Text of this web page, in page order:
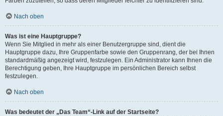
Nach oben
Was ist eine Hauptgruppe?
Wenn Sie Mitglied in mehr als einer Benutzergruppe sind, dient die
Hauptgruppe dazu, Ihre Gruppenfarbe sowie den Gruppenrang, der bei Ihnen
standardmäßig angezeigt wird, festzulegen. Ein Administrator kann Ihnen die
Berechtigung geben, Ihre Hauptgruppe im persönlichen Bereich selbst
festzulegen.
Nach oben
Was bedeutet der „Das Team“-Link auf der Startseite?